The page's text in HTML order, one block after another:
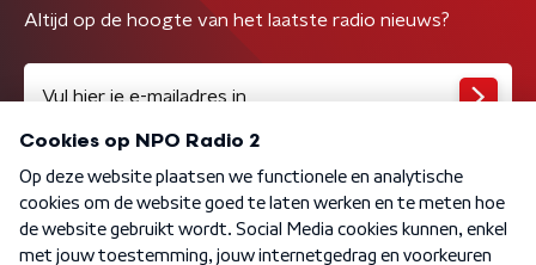
Altijd op de hoogte van het laatste radio nieuws?
Algemene voorwaarden